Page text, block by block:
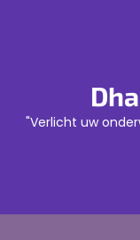
"Verlicht uw